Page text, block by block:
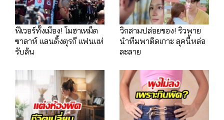
ฟีเวอร์ทั้งเมือง! โมฮาเหม็ด
ซาลาห์ แลนดิ้งตุรกี แฟนแห่
รับล้น
วิกสามปล่อยของ! ริวพาย
นำทีมพาติดเกาะ ลุคนี้หล่อ
ละลาย